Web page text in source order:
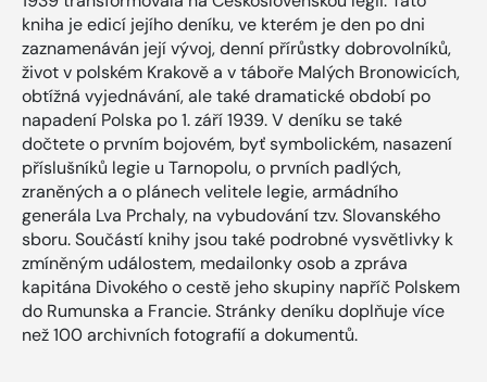
kniha je edicí jejího deníku, ve kterém je den po dni
zaznamenáván její vývoj, denní přírůstky dobrovolníků,
život v polském Krakově a v táboře Malých Bronowicích,
obtížná vyjednávání, ale také dramatické období po
napadení Polska po 1. září 1939. V deníku se také
dočtete o prvním bojovém, byť symbolickém, nasazení
příslušníků legie u Tarnopolu, o prvních padlých,
zraněných a o plánech velitele legie, armádního
generála Lva Prchaly, na vybudování tzv. Slovanského
sboru. Součástí knihy jsou také podrobné vysvětlivky k
zmíněným událostem, medailonky osob a zpráva
kapitána Divokého o cestě jeho skupiny napříč Polskem
do Rumunska a Francie. Stránky deníku doplňuje více
než 100 archivních fotografií a dokumentů.